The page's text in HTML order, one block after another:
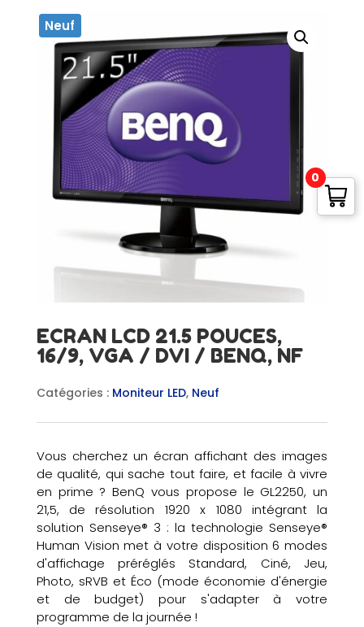
Neuf
ECRAN LCD 21.5 POUCES,
16/9, VGA / DVI / BENQ, NF
Catégories : Moniteur LED, Neuf
Vous cherchez un écran affichant des images
de qualité, qui sache tout faire, et facile à vivre
en prime ? BenQ vous propose le GL2250, un
21,5, de résolution 1920 x 1080 intégrant la
solution Senseye® 3 : la technologie Senseye®
Human Vision met à votre disposition 6 modes
d'affichage préréglés Standard, Ciné, Jeu,
Photo, sRVB et Éco (mode économie d'énergie
et de budget) pour s'adapter à votre
programme de la journée !
0